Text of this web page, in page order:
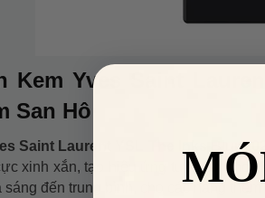
Kem Yves Saint
San Hô
Saint Laurent YSL The Inks Blur
xinh xắn, tạo hiệu ứng tươi tắn cho
sáng đến trung bình, cho các nàng thêm